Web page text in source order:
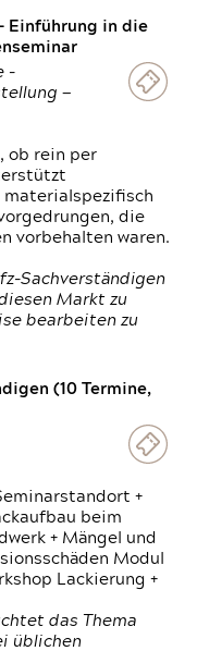
Einführung in die
-
—
ob rein per
die
vorbehalten waren.
Sachverständigen
Markt zu
bearbeiten zu
(10 Termine,
+
beim
+ Mängel und
Modul
Lackierung +
das Thema
üblichen